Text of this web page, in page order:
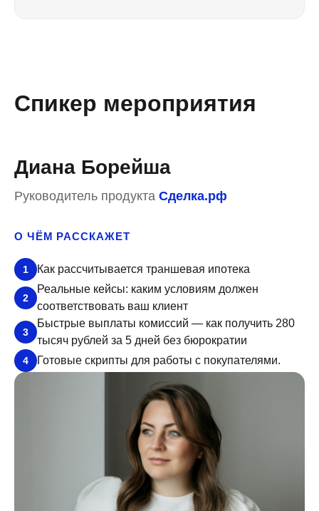
Спикер мероприятия
Диана Борейша
Руководитель продукта Сделка.рф
О ЧЁМ РАССКАЖЕТ
1 Как рассчитывается траншевая ипотека
2
Реальные кейсы: каким условиям должен
соответствовать ваш клиент
3
Быстрые выплаты комиссий — как получить 280
тысяч рублей за 5 дней без бюрократии
4 Готовые скрипты для работы с покупателями.